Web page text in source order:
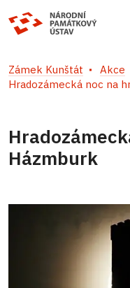
Zámek Kunštát
Akce
Hradozámecká noc na
Házmburk